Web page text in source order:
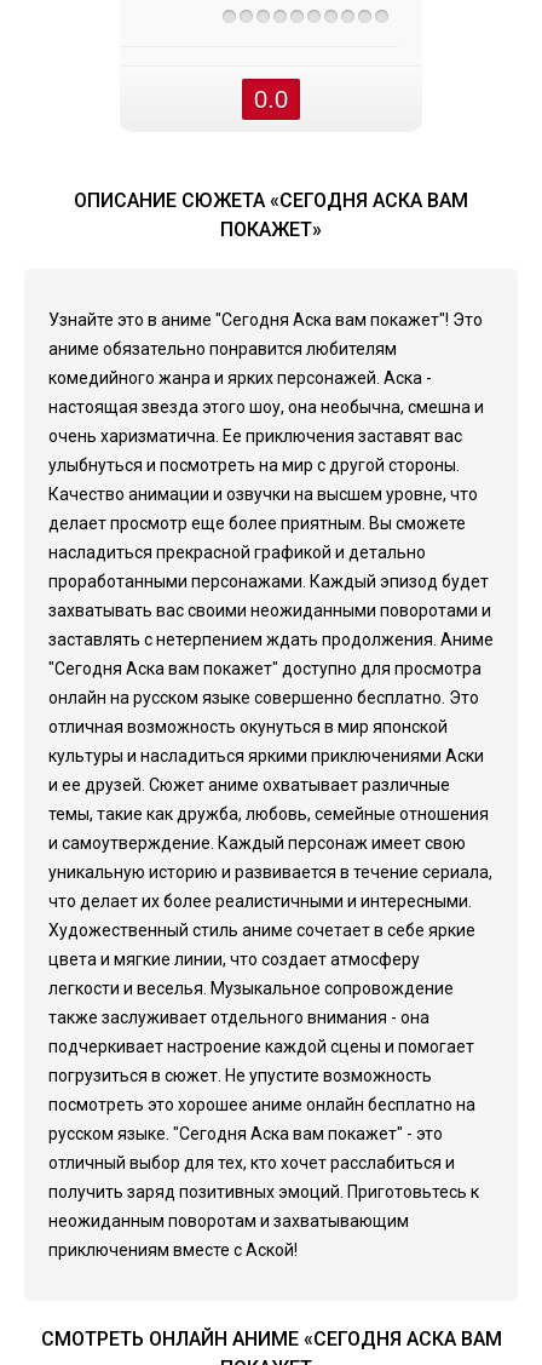
0.0
ОПИСАНИЕ СЮЖЕТА «СЕГОДНЯ АСКА ВАМ
ПОКАЖЕТ»
Узнайте это в аниме "Сегодня Аска вам покажет"! Это
аниме обязательно понравится любителям
комедийного жанра и ярких персонажей. Аска -
настоящая звезда этого шоу, она необычна, смешна и
очень харизматична. Ее приключения заставят вас
улыбнуться и посмотреть на мир с другой стороны.
Качество анимации и озвучки на высшем уровне, что
делает просмотр еще более приятным. Вы сможете
насладиться прекрасной графикой и детально
проработанными персонажами. Каждый эпизод будет
захватывать вас своими неожиданными поворотами и
заставлять с нетерпением ждать продолжения. Аниме
"Сегодня Аска вам покажет" доступно для просмотра
онлайн на русском языке совершенно бесплатно. Это
отличная возможность окунуться в мир японской
культуры и насладиться яркими приключениями Аски
и ее друзей. Сюжет аниме охватывает различные
темы, такие как дружба, любовь, семейные отношения
и самоутверждение. Каждый персонаж имеет свою
уникальную историю и развивается в течение сериала,
что делает их более реалистичными и интересными.
Художественный стиль аниме сочетает в себе яркие
цвета и мягкие линии, что создает атмосферу
легкости и веселья. Музыкальное сопровождение
также заслуживает отдельного внимания - она
подчеркивает настроение каждой сцены и помогает
погрузиться в сюжет. Не упустите возможность
посмотреть это хорошее аниме онлайн бесплатно на
русском языке. "Сегодня Аска вам покажет" - это
отличный выбор для тех, кто хочет расслабиться и
получить заряд позитивных эмоций. Приготовьтесь к
неожиданным поворотам и захватывающим
приключениям вместе с Аской!
СМОТРЕТЬ ОНЛАЙН АНИМЕ «СЕГОДНЯ АСКА ВАМ